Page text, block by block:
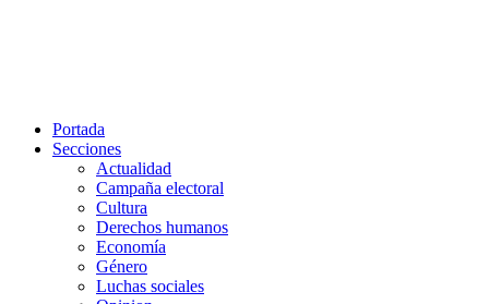
Portada
Secciones
Actualidad
Campaña electoral
Cultura
Derechos humanos
Economía
Género
Luchas sociales